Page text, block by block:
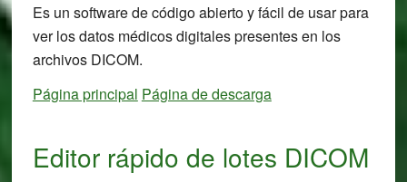
Es un software de código abierto y fácil de usar para
ver los datos médicos digitales presentes en los
archivos DICOM.
Página principal Página de descarga
Editor rápido de lotes DICOM